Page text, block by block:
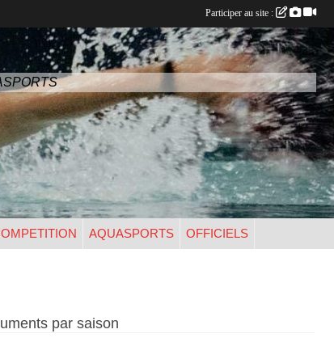
AQUASPORTS OFFICIELS
par saison
Participer au site :